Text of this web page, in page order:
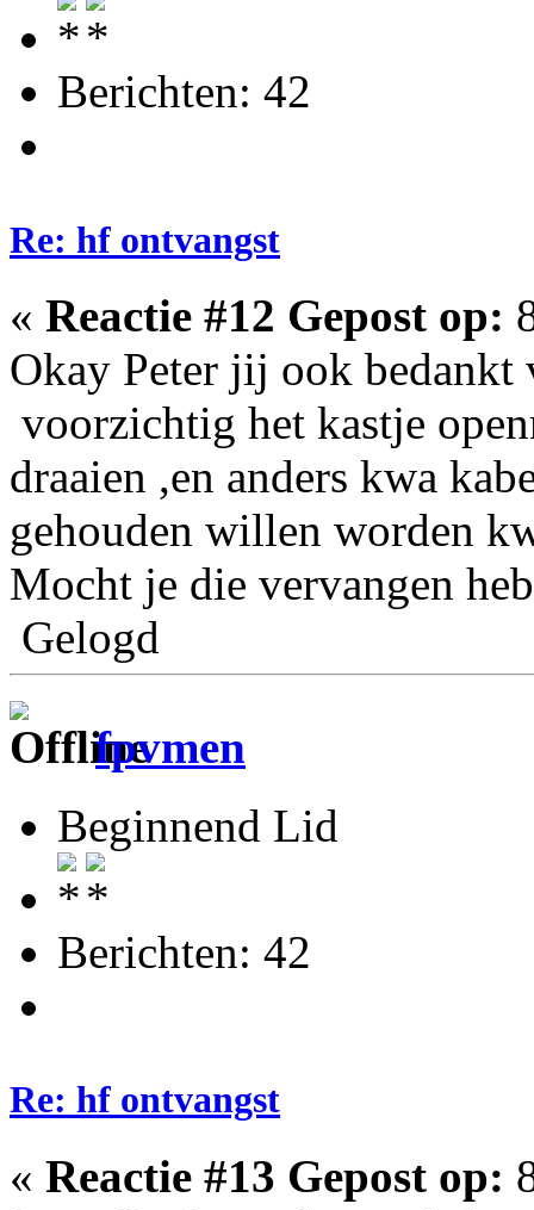
Berichten: 42
Re: hf ontvangst
« Reactie #12 Gepost op:
Okay Peter jij ook bedankt
voorzichtig het kastje
draaien ,en anders kwa
gehouden willen worden
Mocht je die vervangen
Gelogd
fpvmen
Beginnend Lid
Berichten: 42
Re: hf ontvangst
« Reactie #13 Gepost op: